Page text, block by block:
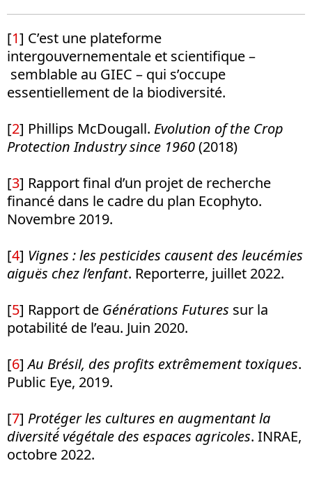
[1] C’est une plateforme
intergouvernementale et scientifique –
semblable au GIEC – qui s’occupe
essentiellement de la biodiversité.
[2] Phillips McDougall. Evolution of the Crop
Protection Industry since 1960(2018)
[3] Rapport final d’un projet de recherche
financé dans le cadre du plan Ecophyto.
Novembre 2019.
[4] Vignes : les pesticides causent des leucémies
aiguës chez l’enfant. Reporterre, juillet 2022.
[5] Rapport de Générations Futures sur la
potabilité de l’eau. Juin 2020.
[6] Au Brésil, des profits extrêmement toxiques.
Public Eye, 2019.
[7] Protéger les cultures en augmentant la
diversité́ végétale des espaces agricoles. INRAE,
octobre 2022.